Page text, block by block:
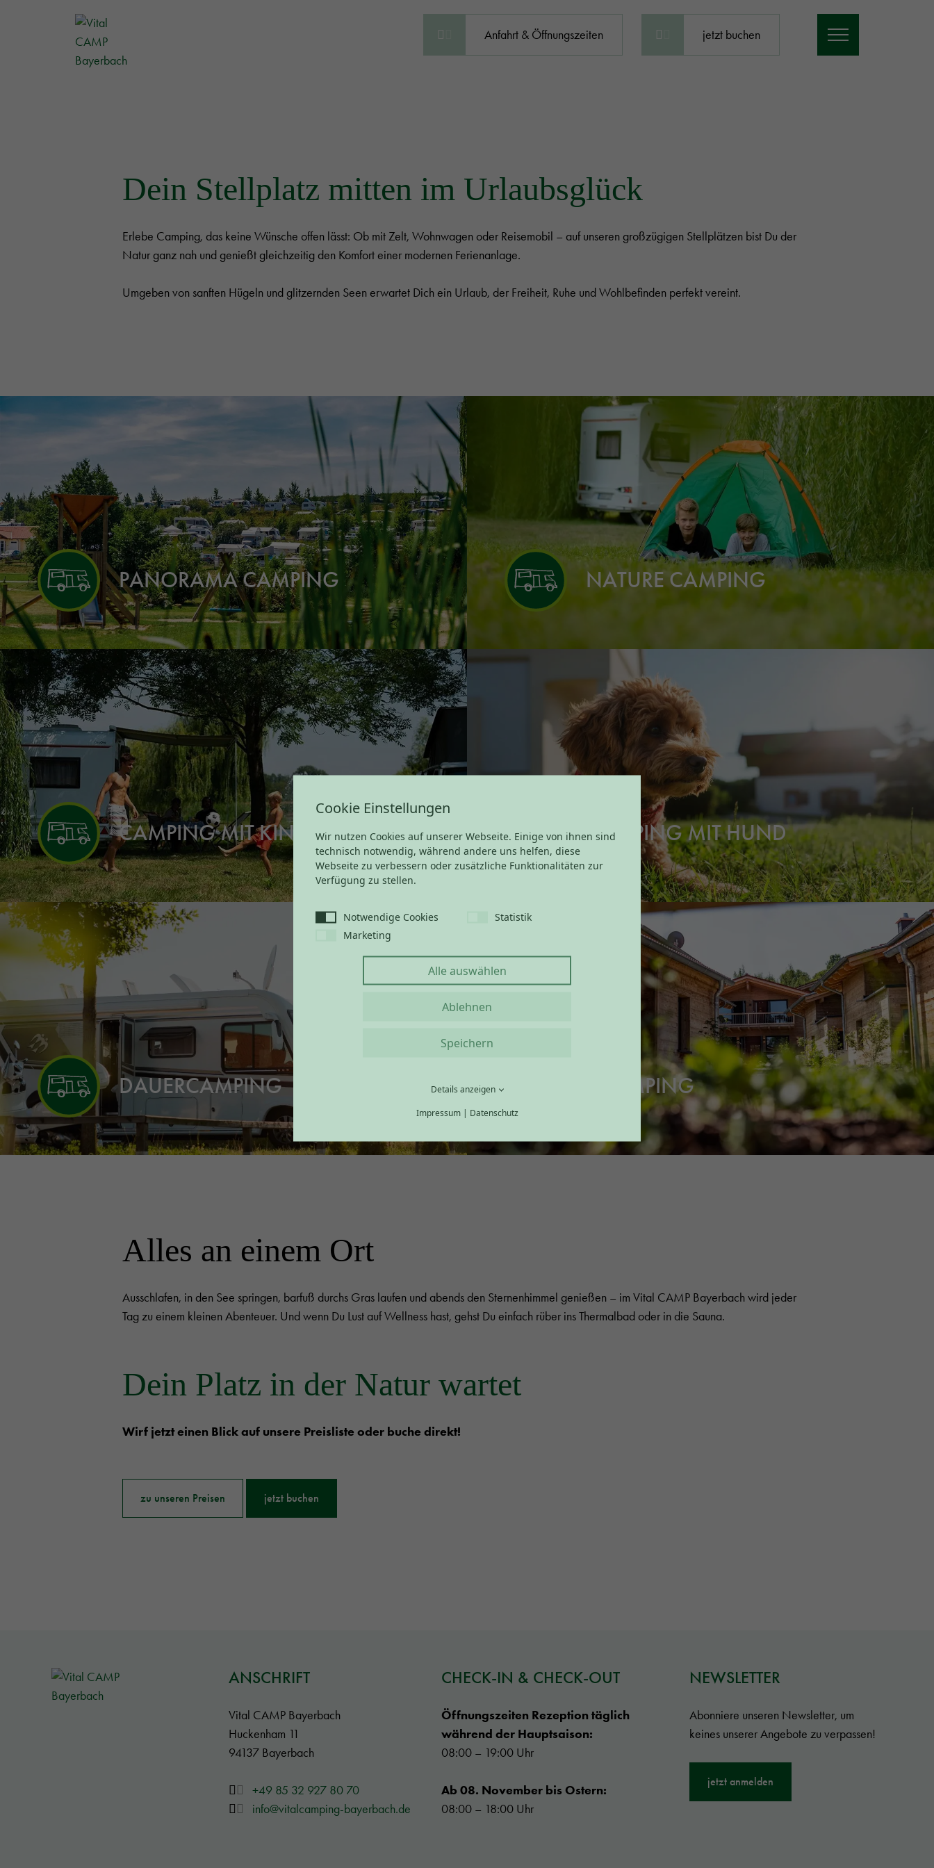
Anfahrt & Öffnungszeiten jetzt buchen
Dein Stellplatz mitten im Urlaubsglück
Erlebe Camping, das keine Wünsche offen lässt: Ob mit Zelt, Wohnwagen oder Reisemobil – auf unseren großzügigen Stellplätzen bist Du der
Natur ganz nah und genießt gleichzeitig den Komfort einer modernen Ferienanlage.
Umgeben von sanften Hügeln und glitzernden Seen erwartet Dich ein Urlaub, der Freiheit, Ruhe und Wohlbefinden perfekt vereint.
PANORAMA CAMPING NATURE CAMPING
CAMPING MIT KIND CAMPING MIT HUND
DAUERCAMPING GLAMPING
Alles an einem Ort
Ausschlafen, in den See springen, barfuß durchs Gras laufen und abends den Sternenhimmel genießen – im Vital CAMP Bayerbach wird jeder
Tag zu einem kleinen Abenteuer. Und wenn Du Lust auf Wellness hast, gehst Du einfach rüber ins Thermalbad oder in die Sauna.
Dein Platz in der Natur wartet
Wirf jetzt einen Blick auf unsere Preisliste oder buche direkt!
zu unseren Preisen jetzt buchen
ANSCHRIFT
Vital CAMP Bayerbach
Huckenham 11
94137 Bayerbach
+49 85 32 927 80 70
info@vitalcamping-bayerbach.de
CHECK-IN & CHECK-OUT
Öffnungszeiten Rezeption täglich
während der Hauptsaison:
08:00 – 19:00 Uhr
Ab 08. November bis Ostern:
08:00 – 18:00 Uhr
NEWSLETTER
Abonniere unseren Newsletter, um
keines unserer Angebote zu verpassen!
jetzt anmelden
Cookie Einstellungen
Wir nutzen Cookies auf unserer Webseite. Einige von ihnen sind
technisch notwendig, während andere uns helfen, diese
Webseite zu verbessern oder zusätzliche Funktionalitäten zur
Verfügung zu stellen.
Notwendige Cookies
Statistik
Marketing
Alle auswählen
Ablehnen
Speichern
Details anzeigen
Impressum| Datenschutz